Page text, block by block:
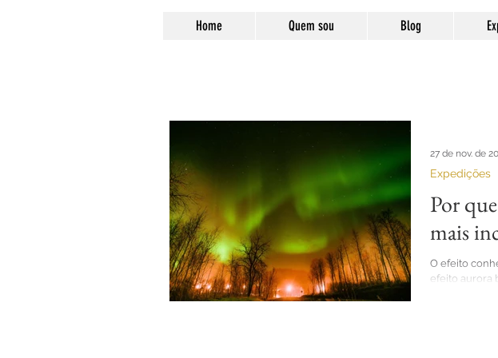
Home Quem sou Blog
Por
mais
O efeito
efeito aurora
Expedições
27 de nov. de